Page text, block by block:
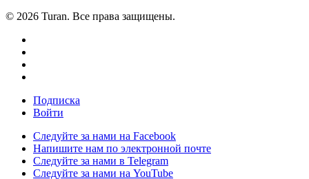
© 2026 Turan. Все права защищены.
Подписка
Войти
Следуйте за нами на Facebook
Напишите нам по электронной почте
Следуйте за нами в Telegram
Следуйте за нами на YouTube